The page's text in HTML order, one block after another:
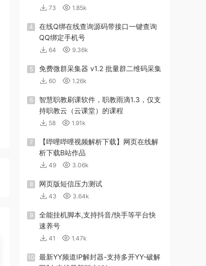
73 1.85k
4
在线Q绑在线查询源码带接口一键查询
QQ绑定手机号
64 9.36k
5 免费微群采集器 v1.2 批量群二维码采集
60 1.26k
6
智慧职教刷课软件，职教雨滴1.3，仅支
持职教云（云课堂）的课程
58 1.91k
7
【哔哩哔哩视频解析下载】网页在线解
析下载B站作品
49 3.06k
8 网页版短信压力测试
43 3.64k
9
全能挂机脚本,支持抖音/快手等平台快
速养号
41 1.47k
10
最新YY频道IP解封器-支持多开YY-破解